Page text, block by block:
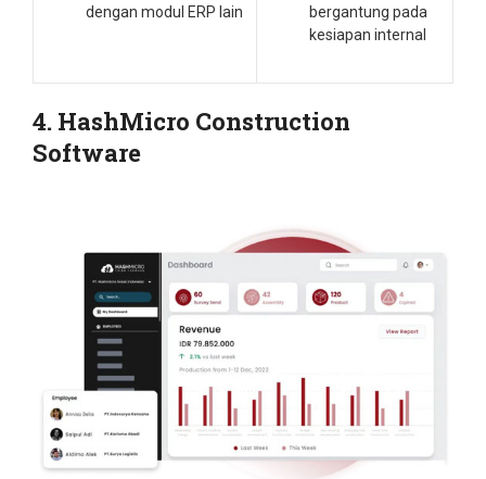
dengan modul ERP lain
bergantung pada
kesiapan internal
4. HashMicro Construction
Software